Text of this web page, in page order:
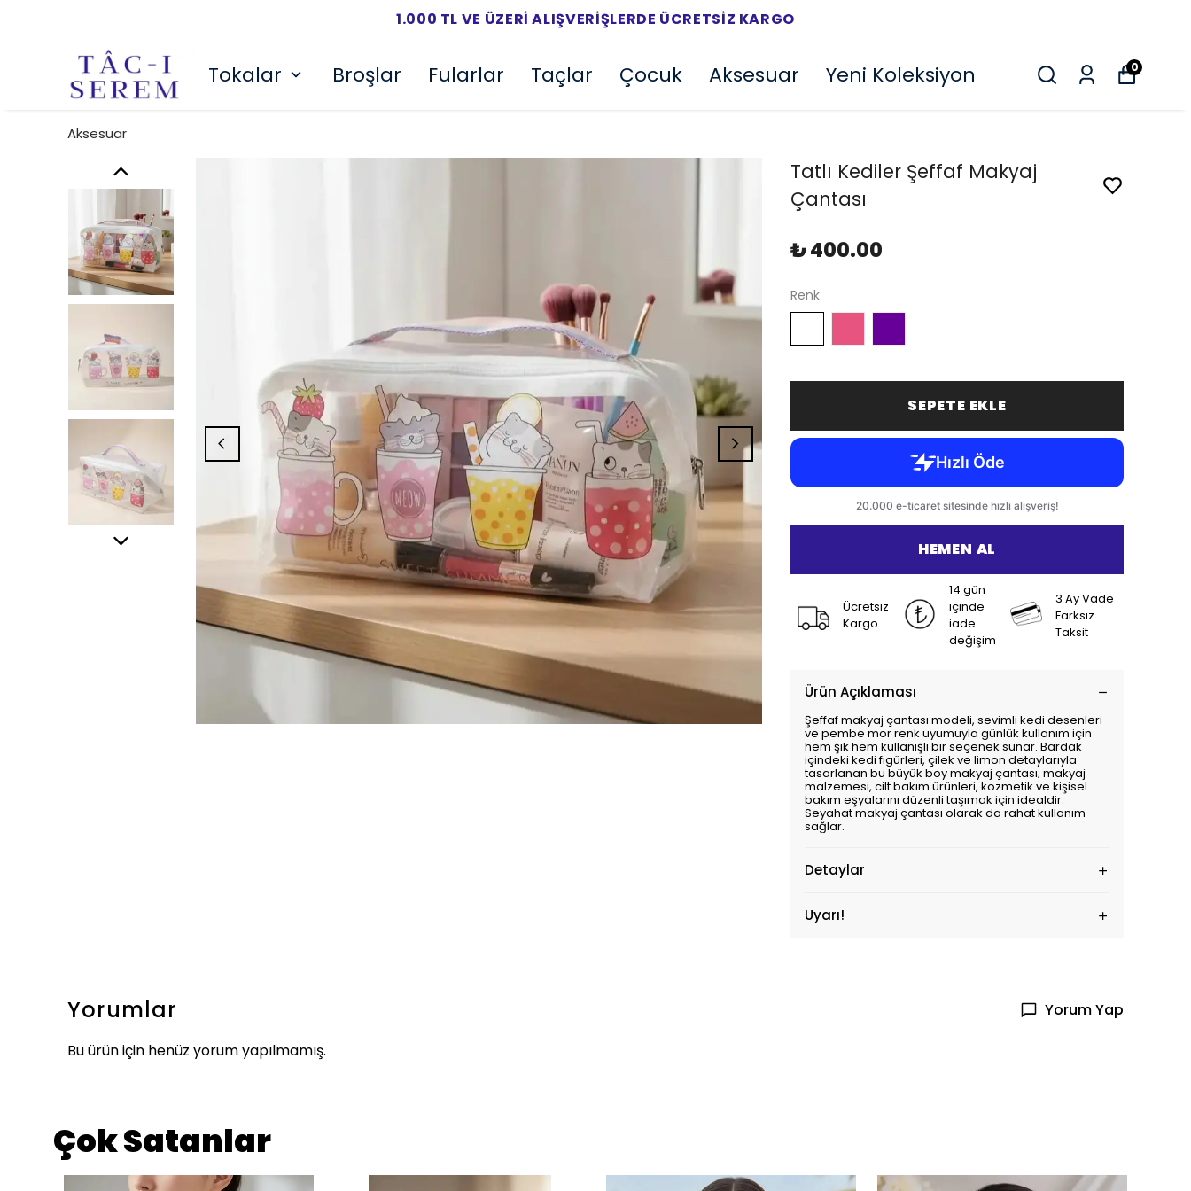
1.000 TL VE ÜZERI ALIŞVERIŞLERDE ÜCRETSIZ KARGO
Tokalar Broşlar Fularlar Taçlar Çocuk Aksesuar Yeni Koleksiyon 0
Aksesuar
Tatlı Kediler Şeffaf Makyaj
Çantası
₺ 400.00
Renk
SEPETE EKLE
HEMEN AL
Ücretsiz
Kargo
14 gün
içinde
iade
değişim
3 Ay Vade
Farksız
Taksit
Ürün Açıklaması
Şeffaf makyaj çantası modeli, sevimli kedi desenleri
ve pembe mor renk uyumuyla günlük kullanım için
hem şık hem kullanışlı bir seçenek sunar. Bardak
içindeki kedi figürleri, çilek ve limon detaylarıyla
tasarlanan bu büyük boy makyaj çantası; makyaj
malzemesi, cilt bakım ürünleri, kozmetik ve kişisel
bakım eşyalarını düzenli taşımak için idealdir.
Seyahat makyaj çantası olarak da rahat kullanım
sağlar.
Detaylar
Uyarı!
Yorumlar
Yorum Yap
Bu ürün için henüz yorum yapılmamış.
Çok Satanlar